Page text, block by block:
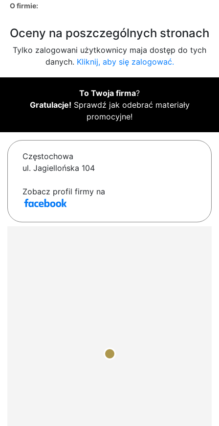
O firmie:
Oceny na poszczególnych stronach
Tylko zalogowani użytkownicy maja dostęp do tych
danych. Kliknij, aby się zalogować.
To Twoja firma?
Gratulacje! Sprawdź jak odebrać materiały
promocyjne!
Częstochowa
ul. Jagiellońska 104
Zobacz profil firmy na